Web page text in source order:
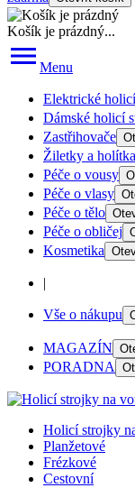
Košík je prázdný...
Menu
Elektrické
Dámské holicí
Zastřihovače
Žiletky a holítka
Péče o vousy
Péče o vlasy
Péče o tělo
Péče o obličej
Kosmetika
|
Vše o nákupu
MAGAZÍN
PORADNA
Holicí strojky
Planžetové
Frézkové
Cestovní